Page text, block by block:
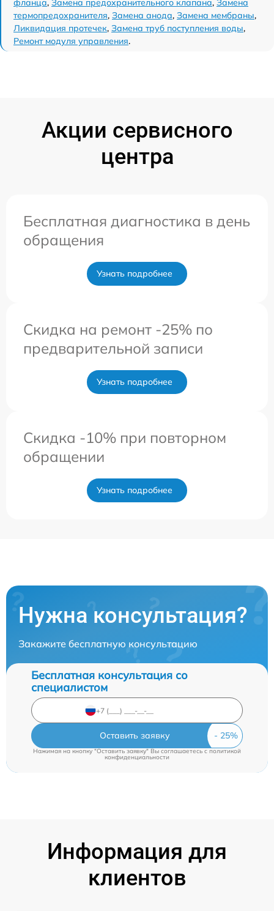
фланца, Замена предохранительного клапана, Замена
термопредохранителя, Замена анода, Замена мембраны,
Ликвидация протечек, Замена труб поступления воды,
Ремонт модуля управления.
Акции сервисного
центра
Бесплатная диагностика в день
обращения
Узнать подробнее
Скидка на ремонт -25% по
предварительной записи
Узнать подробнее
Скидка -10% при повторном
обращении
Узнать подробнее
Нужна консультация?
Закажите бесплатную консультацию
Бесплатная консультация со
специалистом
Оставить заявку
Нажимая на кнопку "Оставить заявку" Вы соглашаетесь cполитикой
конфиденциальности
Информация для
клиентов